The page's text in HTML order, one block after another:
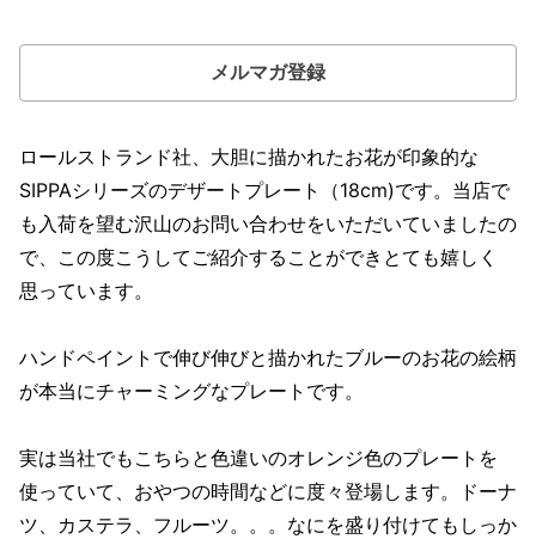
メルマガ登録
ロールストランド社、大胆に描かれたお花が印象的な
SIPPAシリーズのデザートプレート（18cm)です。当店で
も入荷を望む沢山のお問い合わせをいただいていましたの
で、この度こうしてご紹介することができとても嬉しく
思っています。
ハンドペイントで伸び伸びと描かれたブルーのお花の絵柄
が本当にチャーミングなプレートです。
実は当社でもこちらと色違いのオレンジ色のプレートを
使っていて、おやつの時間などに度々登場します。ドーナ
ツ、カステラ、フルーツ。。。なにを盛り付けてもしっか